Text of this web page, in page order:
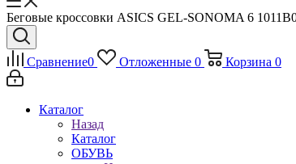
Беговые кроссовки ASICS GEL-SONOMA 6
Сравнение0 Отложенные 0 Корзина 0
Каталог
Назад
Каталог
ОБУВЬ